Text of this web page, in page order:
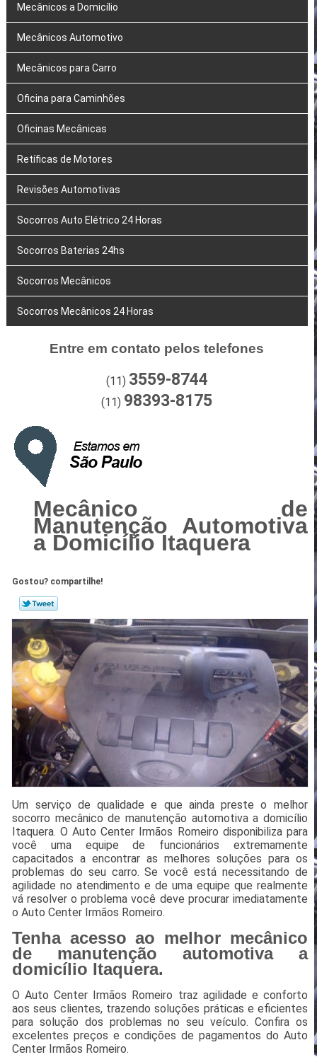
Mecânicos a Domicílio
Mecânicos Automotivo
Mecânicos para Carro
Oficina para Caminhões
Oficinas Mecânicas
Retíficas de Motores
Revisões Automotivas
Socorros Auto Elétrico 24 Horas
Socorros Baterias 24hs
Socorros Mecânicos
Socorros Mecânicos 24 Horas
Entre em contato pelos telefones
(11) 3559-8744
(11) 98393-8175
Mecânico de
Manutenção Automotiva
a Domicílio Itaquera
Gostou? compartilhe!
Um serviço de qualidade e que ainda preste o melhor
socorro mecânico de manutenção automotiva a domicílio
Itaquera. O Auto Center Irmãos Romeiro disponibiliza para
você uma equipe de funcionários extremamente
capacitados a encontrar as melhores soluções para os
problemas do seu carro. Se você está necessitando de
agilidade no atendimento e de uma equipe que realmente
vá resolver o problema você deve procurar imediatamente
o Auto Center Irmãos Romeiro.
Tenha acesso ao melhor mecânico
de manutenção automotiva a
domicílio Itaquera.
O Auto Center Irmãos Romeiro traz agilidade e conforto
aos seus clientes, trazendo soluções práticas e eficientes
para solução dos problemas no seu veículo. Confira os
excelentes preços e condições de pagamentos do Auto
Center Irmãos Romeiro.